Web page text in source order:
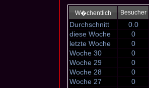
W�chentlich Besucher
Durchschnitt 0.0
diese Woche
0
letzte Woche
0
Woche 30
0
Woche 29
0
Woche 28
0
Woche 27
0